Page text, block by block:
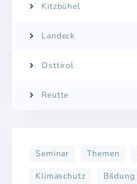
Kitzbühel
Landeck
Osttirol
Reutte
Seminar Themen
Klimaschutz
Bildung